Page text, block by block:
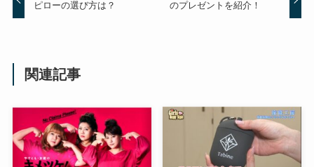
ピローの選び方は？
のプレゼントを紹介！
関連記事